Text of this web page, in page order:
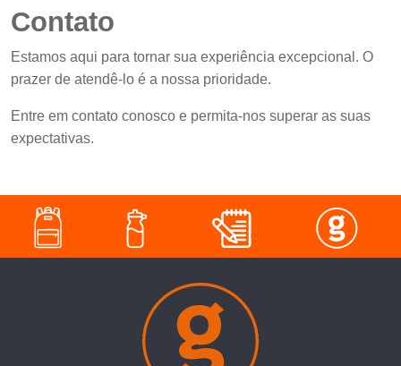
Contato
Estamos aqui para tornar sua experiência excepcional. O
prazer de atendê-lo é a nossa prioridade.
Entre em contato conosco e permita-nos superar as suas
expectativas.